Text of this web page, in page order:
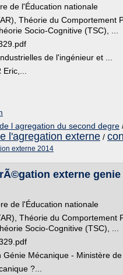
de l'Éducation nationale
Théorie du Comportement
Socio-Cognitive (TSC), ...
de l'ingénieur et ...
l agregation du second degre
l'agregation externe /
externe 2014
externe
de l'Éducation nationale
Théorie du Comportement
Socio-Cognitive (TSC), ...
Mécanique - Ministère de l
?...